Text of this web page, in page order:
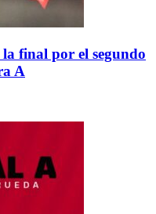
final por el segundo
A